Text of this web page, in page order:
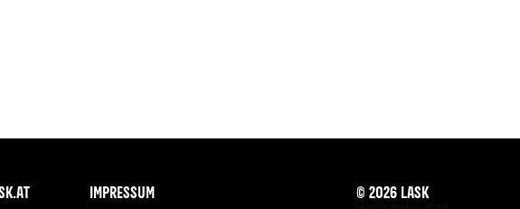
IMPRESSUM
© 2026 LASK